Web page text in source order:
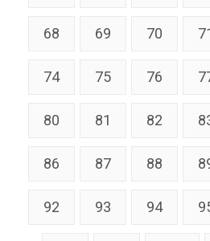
68 69 70
74 75 76
80 81 82
86 87 88
92 93 94